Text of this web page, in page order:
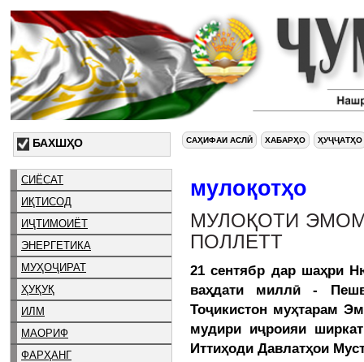
БАХШҲО
СИЁСАТ
ИҚТИСОД
ИҶТИМОИЁТ
ЭНЕРГЕТИКА
МУҲОҶИРАТ
ҲУҚУҚ
ИЛМ
МАОРИФ
ФАРҲАНГ
САҲИФАИ АСЛӢ ХАБАРҲО ҲУҶҶАТҲО
мулоқотҳо
МУЛОҚОТИ
ПОЛЛЕТТ
21 сентябр дар шаҳри
ваҳдати миллӣ -
Тоҷикистон муҳтарам
мудири иҷроияи
Иттиҳоди Давлатҳои